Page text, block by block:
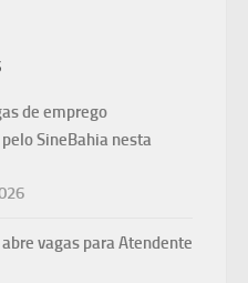
de emprego
SineBahia nesta
vagas para Atendente